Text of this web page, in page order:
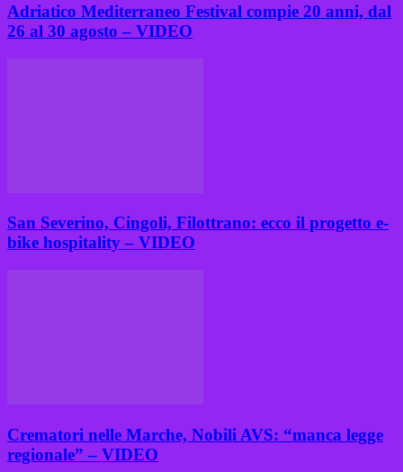
Adriatico Mediterraneo Festival compie 20 anni, dal
26 al 30 agosto – VIDEO
San Severino, Cingoli, Filottrano: ecco il progetto e-
bike hospitality – VIDEO
Crematori nelle Marche, Nobili AVS: “manca legge
regionale” – VIDEO